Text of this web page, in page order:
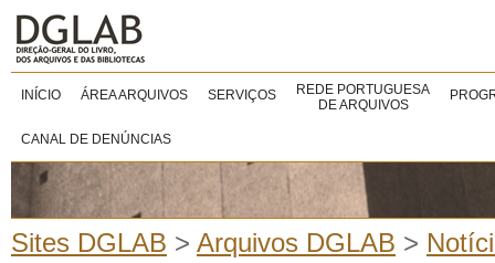
INÍCIO ÁREA ARQUIVOS SERVIÇOS
REDE PORTUGUESA
DE ARQUIVOS
CANAL DE DENÚNCIAS
Sites DGLAB > Arquivos DGLAB >